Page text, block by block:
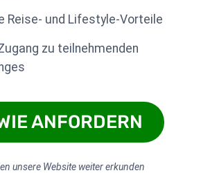
Reise- und Lifestyle-Vorteile
zu teilnehmenden
ANFORDERN
unsere Website weiter erkunden